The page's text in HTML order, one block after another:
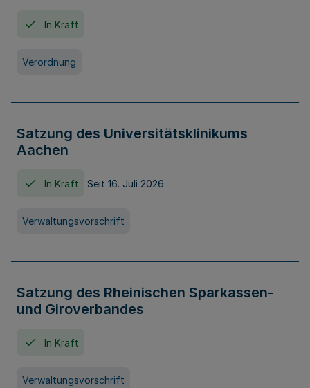
In Kraft
Verordnung
Satzung des Universitätsklinikums
Aachen
In Kraft Seit 16. Juli 2026
Verwaltungsvorschrift
Satzung des Rheinischen Sparkassen-
und Giroverbandes
In Kraft
Verwaltungsvorschrift